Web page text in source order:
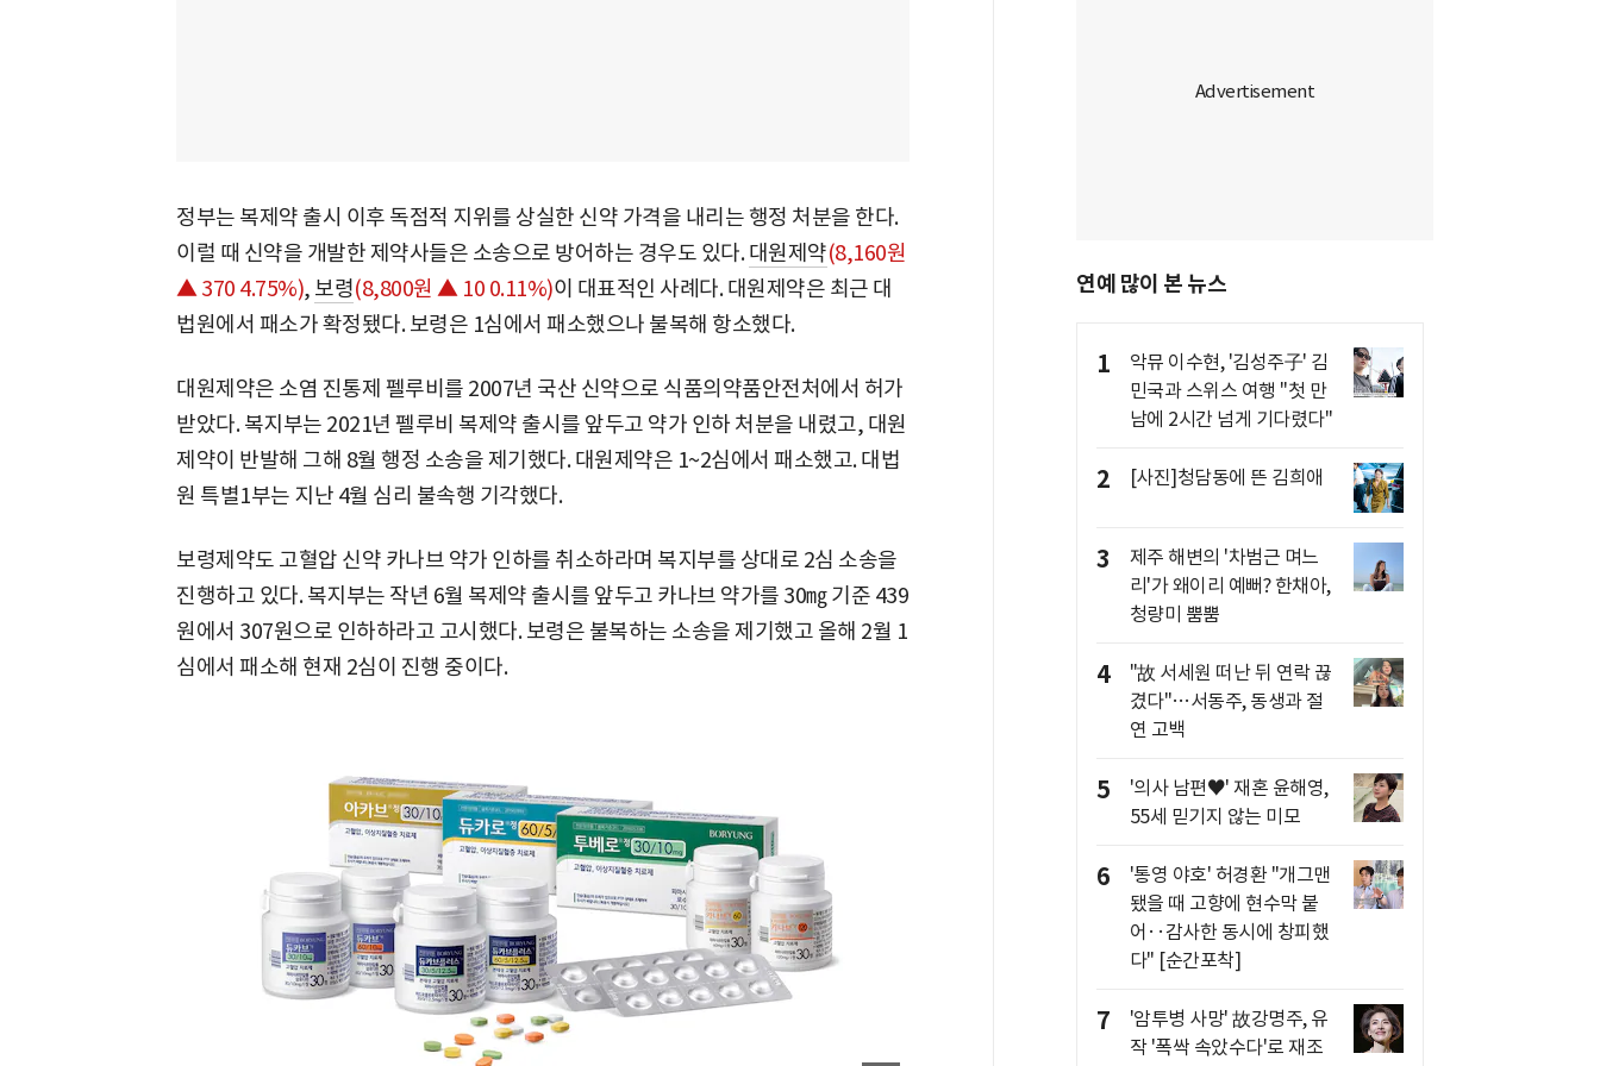
정부는 복제약 출시 이후 독점적 지위를 상실한 신약 가격을 내리는 행정 처분을 한다.
이럴 때 신약을 개발한 제약사들은 소송으로 방어하는 경우도 있다.대원제약(8,160원
▲ 370 4.75%), 보령(8,800원 ▲ 10 0.11%)이 대표적인 사례다. 대원제약은 최근 대
법원에서 패소가 확정됐다. 보령은 1심에서 패소했으나 불복해 항소했다.
대원제약은 소염 진통제 펠루비를 2007년 국산 신약으로 식품의약품안전처에서 허가
받았다. 복지부는 2021년 펠루비 복제약 출시를 앞두고 약가 인하 처분을 내렸고, 대원
제약이 반발해 그해 8월 행정 소송을 제기했다. 대원제약은 1~2심에서 패소했고. 대법
원 특별1부는 지난 4월 심리 불속행 기각했다.
보령제약도 고혈압 신약 카나브 약가 인하를 취소하라며 복지부를 상대로 2심 소송을
진행하고 있다. 복지부는 작년 6월 복제약 출시를 앞두고 카나브 약가를 30㎎ 기준 439
원에서 307원으로 인하하라고 고시했다. 보령은 불복하는 소송을 제기했고 올해 2월 1
심에서 패소해 현재 2심이 진행 중이다.
연예 많이 본 뉴스
1
악뮤 이수현, '김성주子' 김
민국과 스위스 여행 "첫 만
남에 2시간 넘게 기다렸다"
2 [사진]청담동에 뜬 김희애
3
제주 해변의 '차범근 며느
리'가 왜이리 예뻐? 한채아,
청량미 뿜뿜
4
"故 서세원 떠난 뒤 연락 끊
겼다"…서동주, 동생과 절
연 고백
5
'의사 남편♥' 재혼 윤해영,
55세 믿기지 않는 미모
6
'통영 야호' 허경환 "개그맨
됐을 때 고향에 현수막 붙
어‥감사한 동시에 창피했
다" [순간포착]
7
'암투병 사망' 故강명주, 유
작 '폭싹 속았수다'로 재조